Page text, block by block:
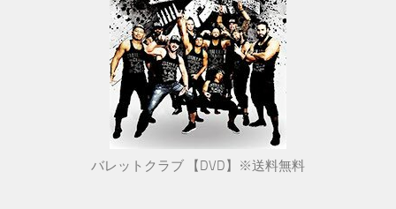
バレットクラブ 【DVD】※送料無料